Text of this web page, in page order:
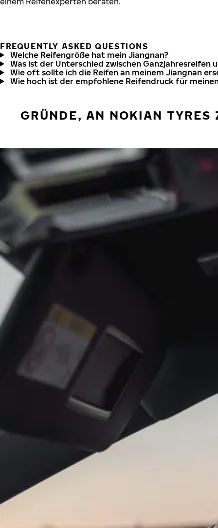
FREQUENTLY ASKED QUESTIONS
Welche Reifengröße hat mein Jiangnan?
Was ist der Unterschied zwischen Ganzjahresreifen
Wie oft sollte ich die Reifen an meinem Jiangnan
Wie hoch ist der empfohlene Reifendruck für
GRÜNDE, AN NOKIAN TYRES